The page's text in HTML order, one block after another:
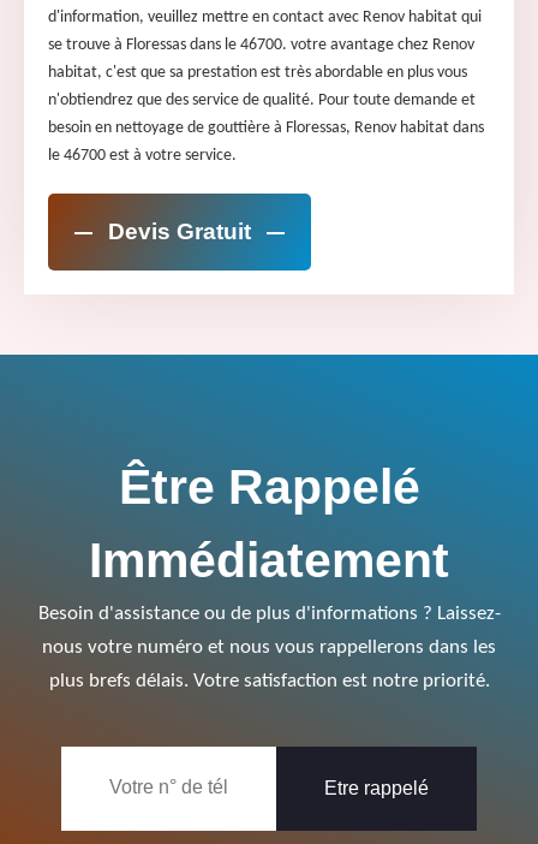
d'information, veuillez mettre en contact avec Renov habitat qui
se trouve à Floressas dans le 46700. votre avantage chez Renov
habitat, c'est que sa prestation est très abordable en plus vous
n'obtiendrez que des service de qualité. Pour toute demande et
besoin en nettoyage de gouttière à Floressas, Renov habitat dans
le 46700 est à votre service.
Devis Gratuit
Être Rappelé
Immédiatement
Besoin d'assistance ou de plus d'informations ? Laissez-
nous votre numéro et nous vous rappellerons dans les
plus brefs délais. Votre satisfaction est notre priorité.